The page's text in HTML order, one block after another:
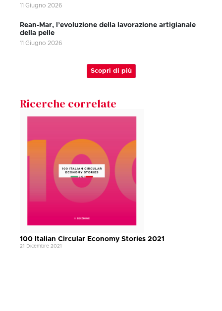
11 Giugno 2026
Rean-Mar, l’evoluzione della lavorazione artigianale
della pelle
11 Giugno 2026
Scopri di più
Ricerche correlate
100 Italian Circular Economy Stories 2021
21 Dicembre 2021